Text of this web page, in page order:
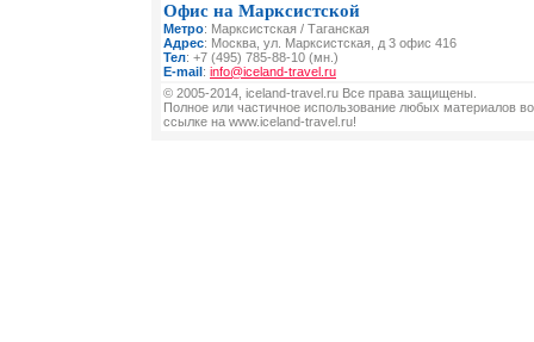
Офис на Марксистской
Метро: Марксистская / Таганская
Адрес: Москва, ул. Марксистская, д 3 офис 416
Тел: +7 (495) 785-88-10 (мн.)
E-mail: info@iceland-travel.ru
© 2005-2014, iceland-travel.ru Все права защищены.
Полное или частичное использование любых материалов
ссылке на www.iceland-travel.ru!